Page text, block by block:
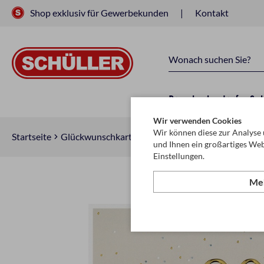
Shop exklusiv für Gewerbekunden Kontakt
Raucherbedarf
Startseite Glückwunschkarten & Papeterie
Wir verwenden Cookies
Wir können diese zur
und Ihnen ein großartiges
Einstellungen.